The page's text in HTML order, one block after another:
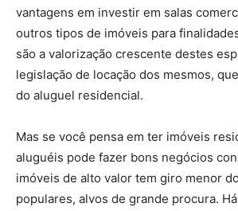
vantagens em investir em salas
outros tipos de imóveis para
são a valorização crescente destes
legislação de locação dos mesmos,
do aluguel residencial.
Mas se você pensa em ter imóveis
aluguéis pode fazer bons negócios
imóveis de alto valor tem giro menor
populares, alvos de grande procura.